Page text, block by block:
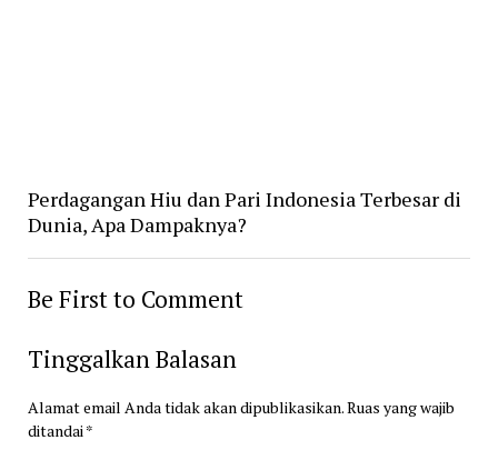
Perdagangan Hiu dan Pari Indonesia Terbesar di
Dunia, Apa Dampaknya?
Be First to Comment
Tinggalkan Balasan
Alamat email Anda tidak akan dipublikasikan.Ruas yang wajib
ditandai *